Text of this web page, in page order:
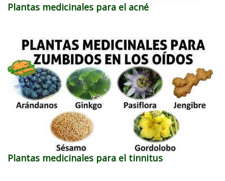
Plantas medicinales para el acné
Plantas medicinales para el tinnitus